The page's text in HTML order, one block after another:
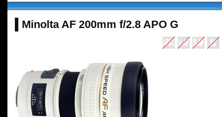
Minolta AF 200mm f/2.8 APO G